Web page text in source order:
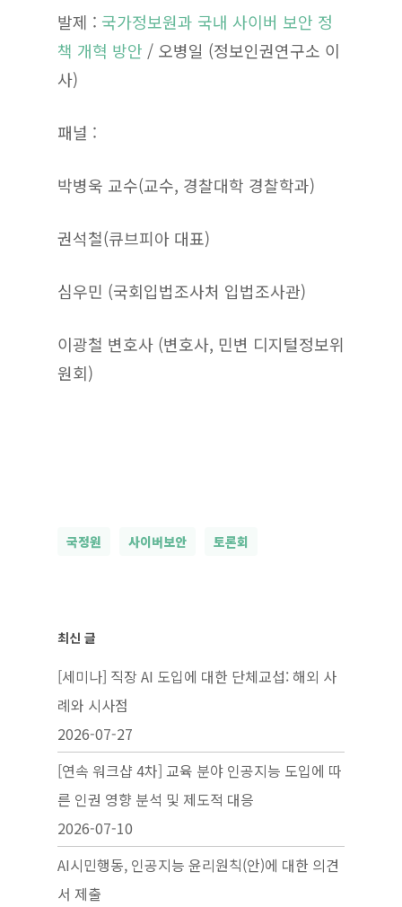
발제 : 국가정보원과 국내 사이버 보안 정
책 개혁 방안 / 오병일 (정보인권연구소 이
사)
패널 :
박병욱 교수(교수, 경찰대학 경찰학과)
권석철(큐브피아 대표)
심우민 (국회입법조사처 입법조사관)
이광철 변호사 (변호사, 민변 디지털정보위
원회)
국정원 사이버보안 토론회
최신 글
[세미나] 직장 AI 도입에 대한 단체교섭: 해외 사
례와 시사점
2026-07-27
[연속 워크샵 4차] 교육 분야 인공지능 도입에 따
른 인권 영향 분석 및 제도적 대응
2026-07-10
AI시민행동, 인공지능 윤리원칙(안)에 대한 의견
서 제출